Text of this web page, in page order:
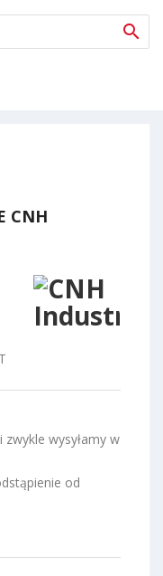

CNH
zwykle wysyłamy w
od